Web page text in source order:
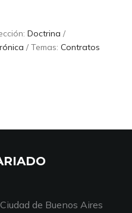
Doctrina /
/ Temas:Contratos
de Buenos Aires